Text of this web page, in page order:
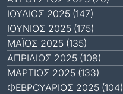
ΙΟΎΛΙΟΣ 2025 (147)
ΙΟΎΝΙΟΣ 2025 (175)
ΜΆΙΟΣ 2025 (135)
ΑΠΡΊΛΙΟΣ 2025 (108)
ΜΆΡΤΙΟΣ 2025 (133)
ΦΕΒΡΟΥΆΡΙΟΣ 2025 (104)